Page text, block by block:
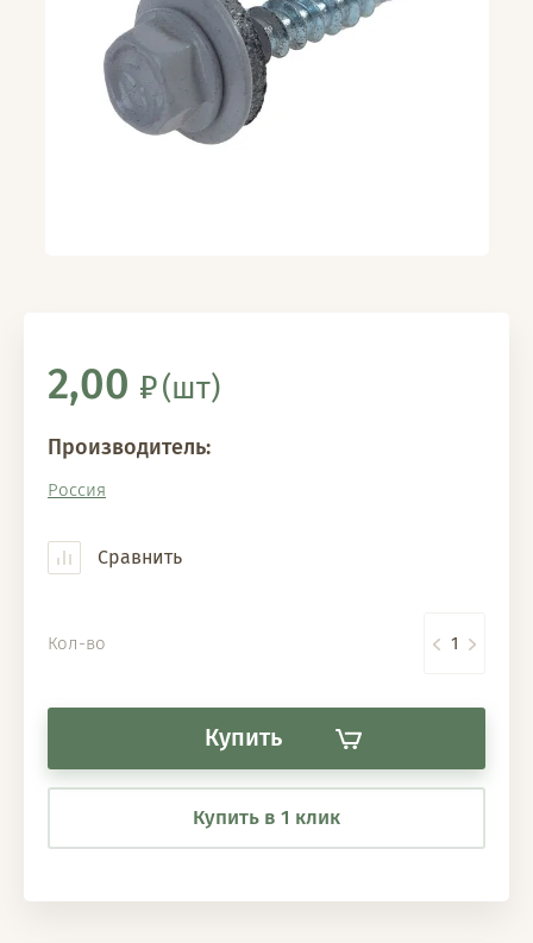
2,00 (шт)
Производитель:
Россия
Сравнить
Кол-во
Купить
Купить в 1 клик